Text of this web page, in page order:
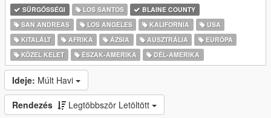
SŰRGŐSSÉGI LOS SANTOS
BLAINE COUNTY
SAN ANDREAS
LOS ANGELES KALIFORNIA
USA
KITALÁLT
AFRIKA ÁZSIA AUSZTRÁLIA
EURÓPA
KÖZEL KELET
ÉSZAK-AMERIKA DÉL-AMERIKA
Ideje: Múlt Havi
Rendezés Legtöbbször Letöltött